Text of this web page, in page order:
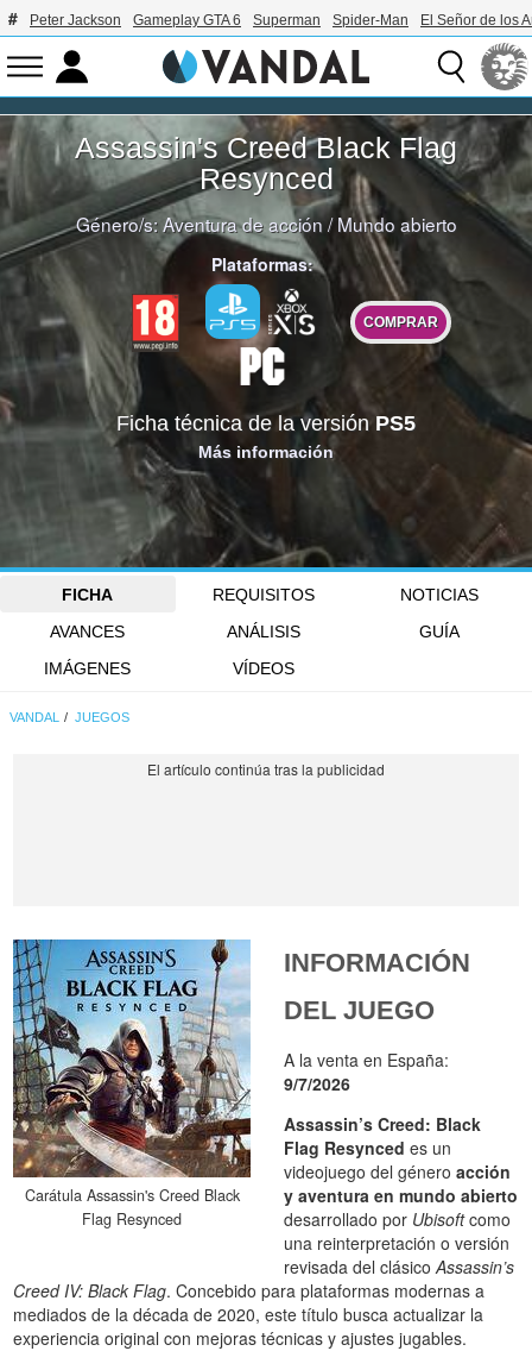
Peter Jackson Gameplay GTA 6 Superman Spider-Man El Señor de los
Assassin's Creed Black Flag
Resynced
Género/s:Aventura de acción/Mundo abierto
Plataformas:
COMPRAR
Ficha técnica de la versión PS5
Más información
FICHA REQUISITOS
NOTICIAS
AVANCES
ANÁLISIS
GUÍA
IMÁGENES
VÍDEOS
VANDAL JUEGOS
Carátula Assassin's Creed Black
Flag Resynced
INFORMACIÓN
DEL JUEGO
A la venta en España:
9/7/2026
Assassin’s Creed: Black
Flag Resynced es un
videojuego del géneroacción
y aventura en mundo abierto
desarrollado por Ubisoftcomo
una reinterpretación o versión
revisada del clásicoAssassin’s
Creed IV: Black Flag. Concebido para plataformas modernas a
mediados de la década de 2020, este título busca actualizar la
experiencia original con mejoras técnicas y ajustes jugables.